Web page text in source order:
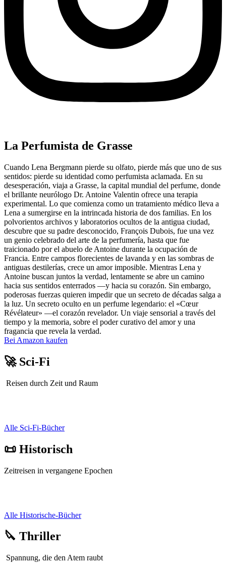
La Perfumista de Grasse
Cuando Lena Bergmann pierde su olfato, pierde más que uno de sus
sentidos: pierde su identidad como perfumista aclamada. En su
desesperación, viaja a Grasse, la capital mundial del perfume, donde
el brillante neurólogo Dr. Antoine Valentin ofrece una terapia
experimental. Lo que comienza como un tratamiento médico lleva a
Lena a sumergirse en la intrincada historia de dos familias. En los
polvorientos archivos y laboratorios ocultos de la antigua ciudad,
descubre que su padre desconocido, François Dubois, fue una vez
un genio celebrado del arte de la perfumería, hasta que fue
traicionado por el abuelo de Antoine durante la ocupación de
Francia. Entre campos florecientes de lavanda y en las sombras de
antiguas destilerías, crece un amor imposible. Mientras Lena y
Antoine buscan juntos la verdad, lentamente se abre un camino
hacia sus sentidos enterrados —y hacia su corazón. Sin embargo,
poderosas fuerzas quieren impedir que un secreto de décadas salga a
la luz. Un secreto oculto en un perfume legendario: el «Cœur
Révélateur» —el corazón revelador. Un viaje sensorial a través del
tiempo y la memoria, sobre el poder curativo del amor y una
fragancia que revela la verdad.
Bei Amazon kaufen
🚀 Sci-Fi
Reisen durch Zeit und Raum
Alle Sci-Fi-Bücher
📜 Historisch
Zeitreisen in vergangene Epochen
Alle Historische-Bücher
🔪 Thriller
Spannung, die den Atem raubt